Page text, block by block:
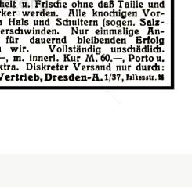
Dorberg-Vertrieb, Dresden
1921
Bild-ID: 40440